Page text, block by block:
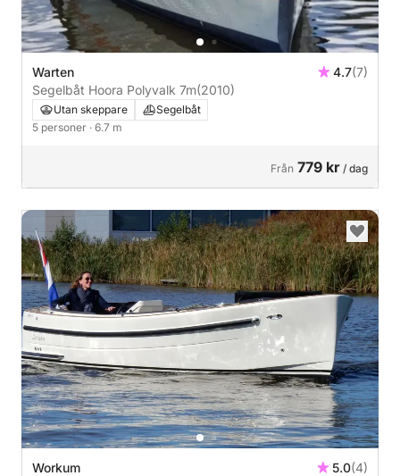
Warten 4.7(7)
Segelbåt Hoora Polyvalk 7m(2010)
Utan skeppare
Segelbåt
5 personer · 6.7 m
Från 779 kr / dag
Workum 5.0(4)